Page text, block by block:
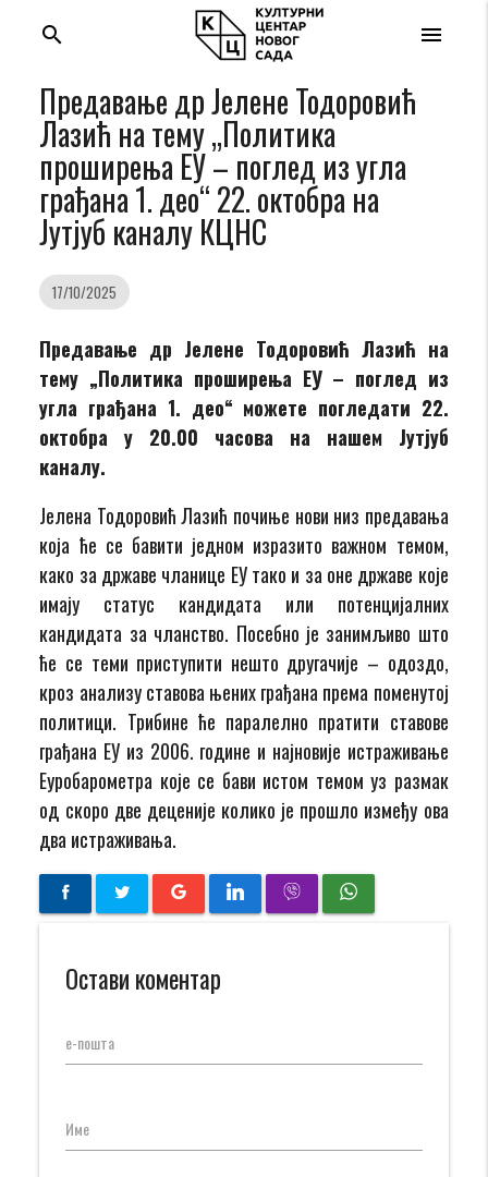
menu
search
Предавање др Јелене Тодоровић
Лазић на тему „Политика
проширења ЕУ – поглед из угла
грађана 1. део“ 22. октобра на
Јутјуб каналу КЦНС
17/10/2025
Предавање др Јелене Тодоровић Лазић на
тему „Политика проширења ЕУ – поглед из
угла грађана 1. део“ можете погледати 22.
октобра у 20.00 часова на нашем Јутјуб
каналу.
Јелена Тодоровић Лазић почиње нови низ предавања
која ће се бавити једном изразито важном темом,
како за државе чланице ЕУ тако и за оне државе које
имају статус кандидата или потенцијалних
кандидата за чланство. Посебно је занимљиво што
ће се теми приступити нешто другачије – одоздо,
кроз анализу ставова њених грађана према поменутој
политици. Трибине ће паралелно пратити ставове
грађана ЕУ из 2006. године и најновије истраживање
Еуробарометра које се бави истом темом уз размак
од скоро две деценије колико је прошло између ова
два истраживања.
Остави коментар
е-пошта
Име